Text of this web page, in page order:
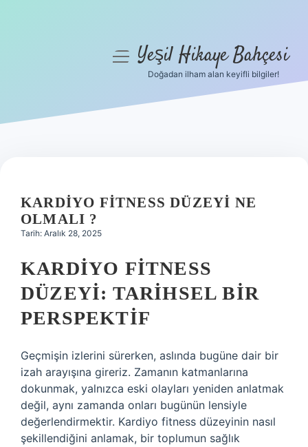
Hakkımızda
menüyüYeşil Hikaye Bahçesi
Doğadan ilham alan keyifli bilgiler!
KARDIYO FITNESS DÜZEYI NE
OLMALI ?
Tarih: Aralık 28, 2025
KARDIYO FITNESS
DÜZEYI: TARIHSEL BIR
PERSPEKTIF
Geçmişin izlerini sürerken, aslında bugüne dair bir
izah arayışına gireriz. Zamanın katmanlarına
dokunmak, yalnızca eski olayları yeniden anlatmak
değil, aynı zamanda onları bugünün lensiyle
değerlendirmektir. Kardiyo fitness düzeyinin nasıl
şekillendiğini anlamak, bir toplumun sağlık